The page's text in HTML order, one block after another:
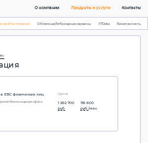
О компании Продукты и услуги Контакты
обеспечение Облачные/Гибридные сервисы FTData Безопасность
ЕБС физических лиц
без посещения офиса
Цена
1 262 700
руб.
118 600
руб./мес.